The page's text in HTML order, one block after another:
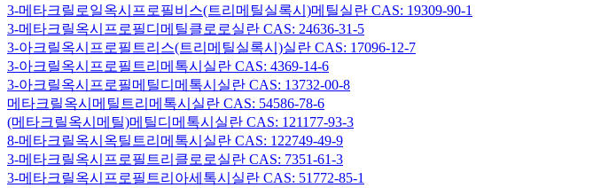
3-메타크릴로일옥시프로필비스(트리메틸실록시)메틸실란 CAS: 19309-90-1
3-메타크릴옥시프로필디메틸클로로실란 CAS: 24636-31-5
3-아크릴옥시프로필트리스(트리메틸실록시)실란 CAS: 17096-12-7
3-아크릴옥시프로필트리메톡시실란 CAS: 4369-14-6
3-아크릴옥시프로필메틸디메톡시실란 CAS: 13732-00-8
메타크릴옥시메틸트리메톡시실란 CAS: 54586-78-6
(메타크릴옥시메틸)메틸디메톡시실란 CAS: 121177-93-3
8-메타크릴옥시옥틸트리메톡시실란 CAS: 122749-49-9
3-메타크릴옥시프로필트리클로로실란 CAS: 7351-61-3
3-메타크릴옥시프로필트리아세톡시실란 CAS: 51772-85-1